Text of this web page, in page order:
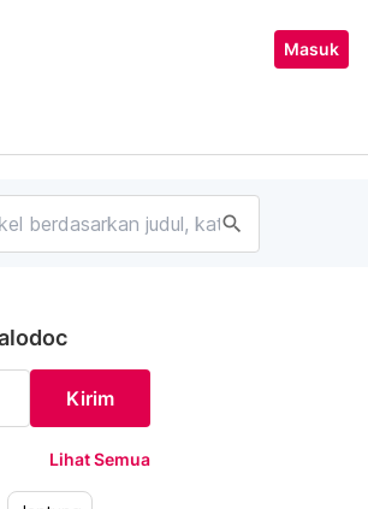
Masuk
search
Kirim
Lihat Semua